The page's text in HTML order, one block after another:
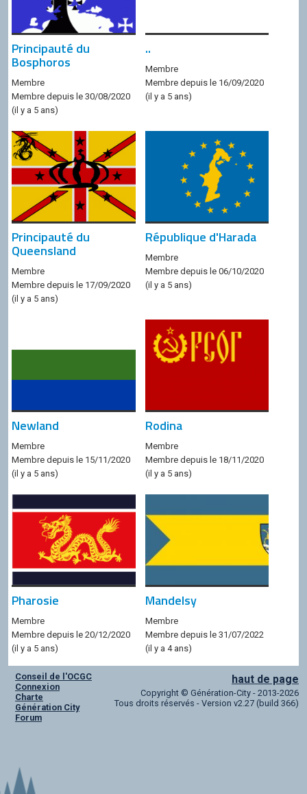
Principauté du
Bosphoros
Membre
Membre depuis le 30/08/2020
(il y a 5 ans)
..
Membre
Membre depuis le 16/09/2020
(il y a 5 ans)
Principauté du
Queensland
Membre
Membre depuis le 17/09/2020
(il y a 5 ans)
République d'Harada
Membre
Membre depuis le 06/10/2020
(il y a 5 ans)
Newland
Membre
Membre depuis le 15/11/2020
(il y a 5 ans)
Rodina
Membre
Membre depuis le 18/11/2020
(il y a 5 ans)
Pharosie
Membre
Membre depuis le 20/12/2020
(il y a 5 ans)
Mandelsy
Membre
Membre depuis le 31/07/2022
(il y a 4 ans)
haut de page
Conseil de l'OCGC
Connexion
Charte
Génération City
Forum
Copyright © Génération-City - 2013-2026
Tous droits réservés - Version v2.27 (build 366)